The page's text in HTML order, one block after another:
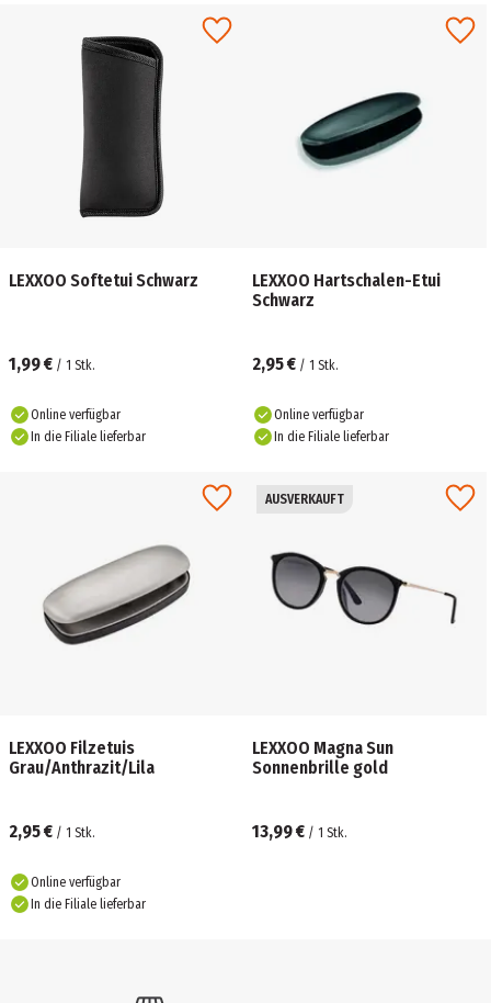
LEXXOO Softetui Schwarz
1,99 € / 1 Stk.
Online verfügbar
In die Filiale lieferbar
LEXXOO Hartschalen-Etui
Schwarz
2,95 € / 1 Stk.
Online verfügbar
In die Filiale lieferbar
LEXXOO Filzetuis
Grau/Anthrazit/Lila
2,95 € / 1 Stk.
Online verfügbar
In die Filiale lieferbar
AUSVERKAUFT
LEXXOO Magna Sun
Sonnenbrille gold
13,99 € / 1 Stk.